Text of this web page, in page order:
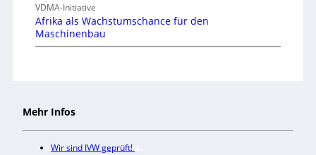
VDMA-Initiative
Afrika als Wachstumschance für den
Maschinenbau
Mehr Infos
Wir sind IVW geprüft!